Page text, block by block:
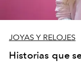
JOYAS Y RELOJES
Historias que